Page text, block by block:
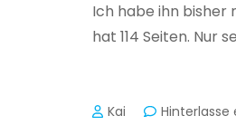
Ich habe ihn bisher
hat 114 Seiten. Nur
Kai